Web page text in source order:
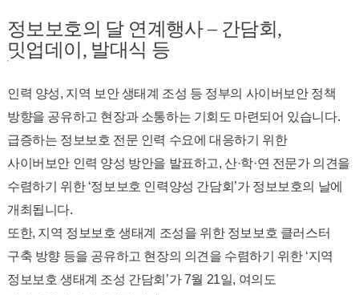
정보보호의 달 연계행사 – 간담회,
밋업데이, 발대식 등
인력 양성, 지역 보안 생태계 조성 등 정부의 사이버보안 정책
방향을 공유하고 현장과 소통하는 기회도 마련되어 있습니다.
급증하는 정보보호 전문 인력 수요에 대응하기 위한
사이버보안 인력 양성 방안을 발표하고, 산·학·연 전문가 의견을
수렴하기 위한 ‘정보보호 인력양성 간담회’가 정보보호의 날에
개최됩니다.
또한, 지역 정보보호 생태계 조성을 위한 정보보호 클러스터
구축 방향 등을 공유하고 현장의 의견을 수렴하기 위한 ‘지역
정보보호 생태계 조성 간담회’가 7월 21일, 여의도